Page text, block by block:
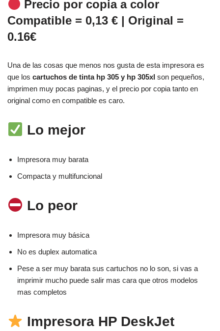
Precio por copia a color
Compatible = 0,13 € | Original =
0.16€
Una de las cosas que menos nos gusta de esta impresora es
que los cartuchos de tinta hp 305 y hp 305xl son pequeños,
imprimen muy pocas paginas, y el precio por copia tanto en
original como en compatible es caro.
Lo mejor
Impresora muy barata
Compacta y multifuncional
Lo peor
Impresora muy básica
No es duplex automatica
Pese a ser muy barata sus cartuchos no lo son, si vas a
imprimir mucho puede salir mas cara que otros modelos
mas completos
Impresora HP DeskJet